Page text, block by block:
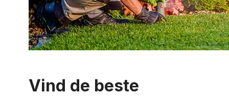
Vind de beste